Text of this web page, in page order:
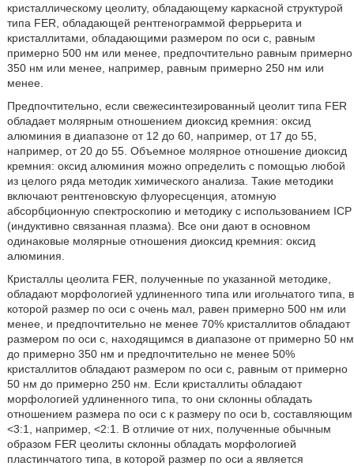
кристаллическому цеолиту, обладающему каркасной структурой
типа FER, обладающей рентгенограммой феррьерита и
кристаллитами, обладающими размером по оси с, равным
примерно 500 нм или менее, предпочтительно равным примерно
350 нм или менее, например, равным примерно 250 нм или
менее.
Предпочтительно, если свежесинтезированный цеолит типа FER
обладает молярным отношением диоксид кремния: оксид
алюминия в диапазоне от 12 до 60, например, от 17 до 55,
например, от 20 до 55. Объемное молярное отношение диоксид
кремния: оксид алюминия можно определить с помощью любой
из целого ряда методик химического анализа. Такие методики
включают рентгеновскую флуоресценция, атомную
абсорбционную спектроскопию и методику с использованием ICP
(индуктивно связанная плазма). Все они дают в основном
одинаковые молярные отношения диоксид кремния: оксид
алюминия.
Кристаллы цеолита FER, полученные по указанной методике,
обладают морфологией удлиненного типа или игольчатого типа, в
которой размер по оси с очень мал, равен примерно 500 нм или
менее, и предпочтительно не менее 70% кристаллитов обладают
размером по оси с, находящимся в диапазоне от примерно 50 нм
до примерно 350 нм и предпочтительно не менее 50%
кристаллитов обладают размером по оси с, равным от примерно
50 нм до примерно 250 нм. Если кристаллиты обладают
морфологией удлиненного типа, то они склонны обладать
отношением размера по оси с к размеру по оси b, составляющим
<3:1, например, <2:1. В отличие от них, полученные обычным
образом FER цеолиты склонны обладать морфологией
пластинчатого типа, в которой размер по оси а является